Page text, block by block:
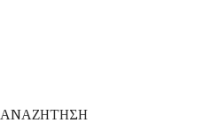
ΑΝΑΖΗΤΗΣΗ